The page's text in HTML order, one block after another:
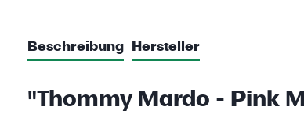
Beschreibung Hersteller
"Thommy Mardo - Pink